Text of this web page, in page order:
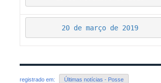
20 de março de 2019
registrado em: Últimas notícias - Posse